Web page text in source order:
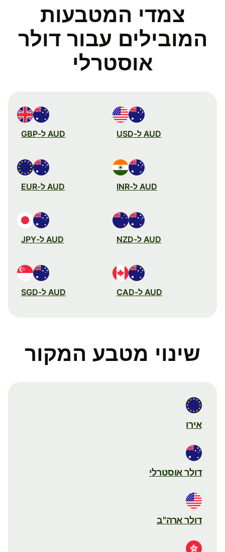
צמדי המטבעות
המובילים עבור דולר
אוסטרלי
AUD ל-USD AUD ל-GBP
AUD ל-INR AUD ל-EUR
AUD ל-NZD AUD ל-JPY
AUD ל-CAD AUD ל-SGD
שינוי מטבע המקור
אירו
דולר אוסטרלי
דולר ארה"ב